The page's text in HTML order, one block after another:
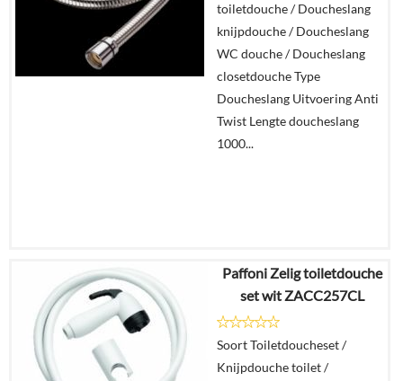
In
winkelmand
toiletdouche / Doucheslang
knijpdouche / Doucheslang
WC douche / Doucheslang
closetdouche Type
Doucheslang Uitvoering Anti
Twist Lengte doucheslang
1000...
€12,95
€9,95
Details
Paffoni Zelig toiletdouche
set wit ZACC257CL
Soort Toiletdoucheset /
Knijpdouche toilet /